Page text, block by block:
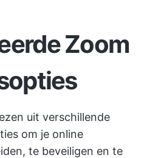
Zoom
uit verschillende
om je online
te beveiligen en te